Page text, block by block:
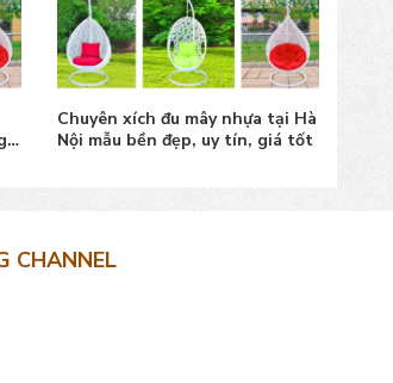
Chuyên xích đu mây nhựa tại Hà
Nội mẫu bền đẹp, uy tín, giá tốt
CHANNEL